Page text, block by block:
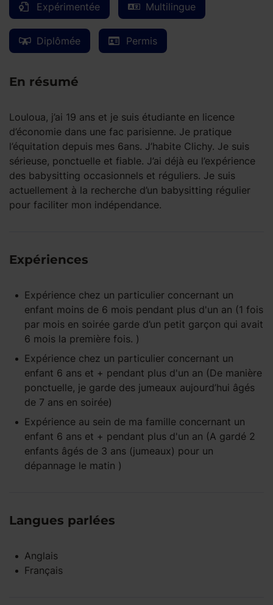
Expérimentée Multilingue
Diplômée Permis
En résumé
Louloua, j’ai 19 ans et je suis étudiante en licence
d’économie dans une fac parisienne. Je pratique
l’équitation depuis mes 6ans. J’habite Clichy. Je suis
sérieuse, ponctuelle et fiable. J’ai déjà eu l’expérience
des babysitting occasionnels et réguliers. Je suis
actuellement à la recherche d’un babysitting régulier
pour faciliter mon indépendance.
Expériences
Expérience chez un particulier concernant un
enfant moins de 6 mois pendant plus d'un an (1 fois
par mois en soirée garde d’un petit garçon qui avait
6 mois la première fois. )
Expérience chez un particulier concernant un
enfant 6 ans et + pendant plus d'un an (De manière
ponctuelle, je garde des jumeaux aujourd’hui âgés
de 7 ans en soirée)
Expérience au sein de ma famille concernant un
enfant 6 ans et + pendant plus d'un an (A gardé 2
enfants âgés de 3 ans (jumeaux) pour un
dépannage le matin )
Langues parlées
Anglais
Français